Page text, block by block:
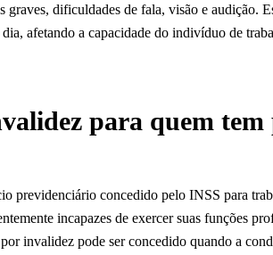
graves, dificuldades de fala, visão e audição.
afetando a capacidade do indivíduo de
para quem
previdenciário concedido pelo INSS para
incapazes de exercer suas funções
invalidez pode ser concedido quando a